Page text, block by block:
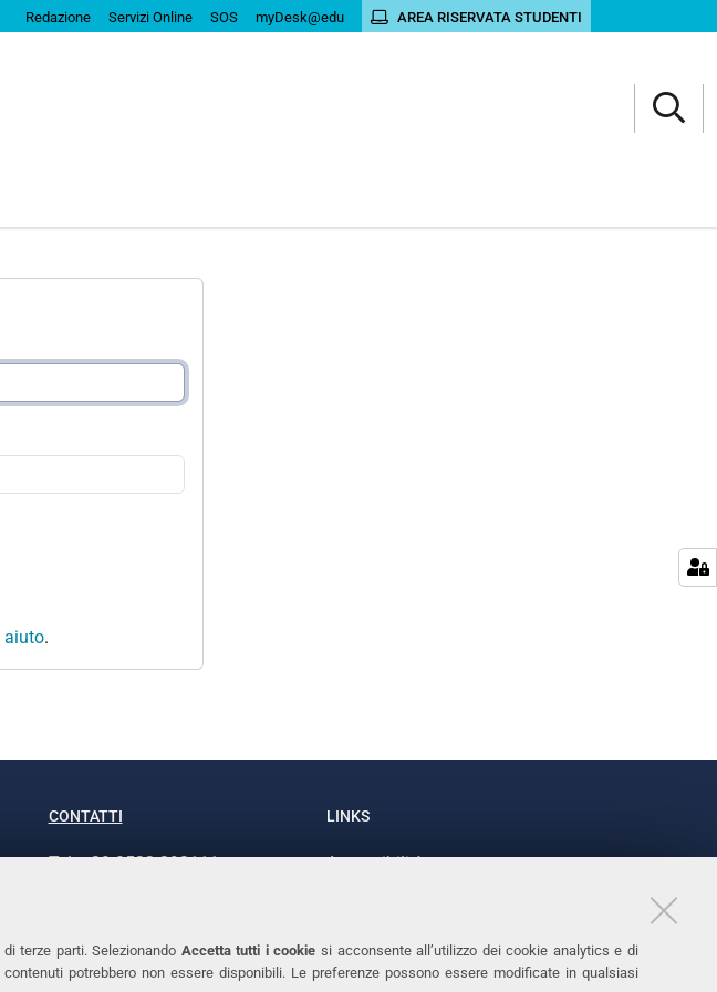
terze parti. Selezionando Accetta tutti i cookie si acconsente all’utilizzo dei cookie analytics e di
potrebbero non essere disponibili. Le preferenze possono essere modificate in qualsiasi
Redazione Servizi Online SOS myDesk@edu AREA RISERVATA STUDENTI
aiuto.
CONTATTI
Tel. +39 0532 293111
LINKS
Accessibilità
Cookies